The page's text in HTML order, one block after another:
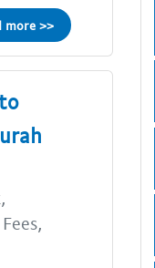
more >>